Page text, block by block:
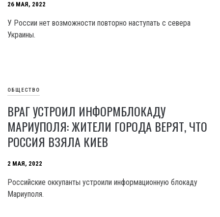
26 МАЯ, 2022
У России нет возможности повторно наступать с севера
Украины.
ОБЩЕСТВО
ВРАГ УСТРОИЛ ИНФОРМБЛОКАДУ
МАРИУПОЛЯ: ЖИТЕЛИ ГОРОДА ВЕРЯТ, ЧТО
РОССИЯ ВЗЯЛА КИЕВ
2 МАЯ, 2022
Российские оккупанты устроили информационную блокаду
Мариуполя.